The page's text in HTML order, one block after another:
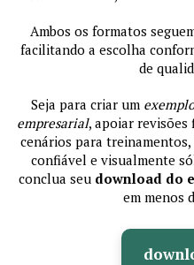
Ambos os formatos
facilitando a escolha
de
Seja para criar um
empresarial, apoiar
cenários para
confiável e visualmente
conclua seu download do
em menos